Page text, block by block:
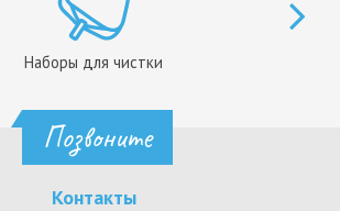
Наборы для чистки
Позвоните
Контакты